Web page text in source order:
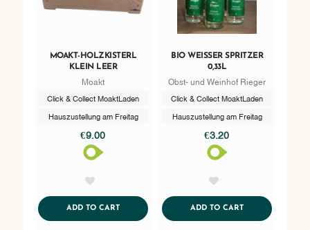
MOAKT-HOLZKISTERL
KLEIN LEER
Moakt
Click & Collect MoaktLaden
Hauszustellung am Freitag
€9.00
ADD TO CARTADDTOCART
BIO WEISSER SPRITZER
0,33L
Obst- und Weinhof Rieger
Click & Collect MoaktLaden
Hauszustellung am Freitag
€3.20
ADD TO CARTADDTOCART